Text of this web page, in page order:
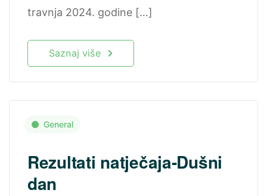
travnja 2024. godine […]
Saznaj više
General
Rezultati natječaja-Dušni
dan